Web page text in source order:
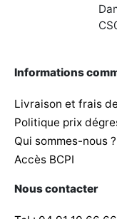
Informations
Livraison et frais
Politique prix
Qui sommes-nous ?
Accès BCPI
Nous contacter